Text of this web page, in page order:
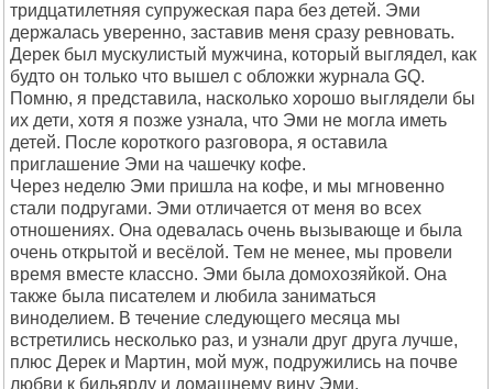
тридцатилетняя супружеская пара без детей. Эми
держалась уверенно, заставив меня сразу ревновать.
Дерек был мускулистый мужчина, который выглядел, как
будто он только что вышел с обложки журнала GQ.
Помню, я представила, насколько хорошо выглядели бы
их дети, хотя я позже узнала, что Эми не могла иметь
детей. После короткого разговора, я оставила
приглашение Эми на чашечку кофе.
Через неделю Эми пришла на кофе, и мы мгновенно
стали подругами. Эми отличается от меня во всех
отношениях. Она одевалась очень вызывающе и была
очень открытой и весёлой. Тем не менее, мы провели
время вместе классно. Эми была домохозяйкой. Она
также была писателем и любила заниматься
виноделием. В течение следующего месяца мы
встретились несколько раз, и узнали друг друга лучше,
плюс Дерек и Мартин, мой муж, подружились на почве
любви к бильярду и домашнему вину Эми.